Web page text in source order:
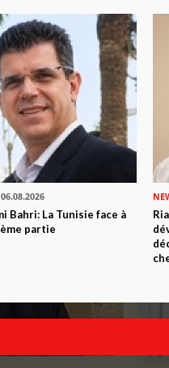
Bahri: La Tunisie face à
partie